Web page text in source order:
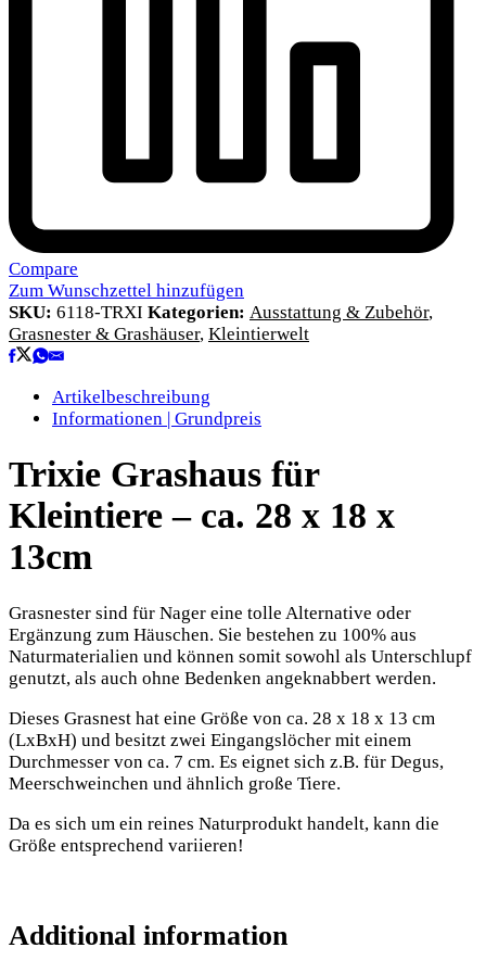
Compare
Zum Wunschzettel hinzufügen
SKU: 6118-TRXI Kategorien: Ausstattung & Zubehör,
Grasnester & Grashäuser, Kleintierwelt
Artikelbeschreibung
Informationen | Grundpreis
Trixie Grashaus für
Kleintiere – ca. 28 x 18 x
13cm
Grasnester sind für Nager eine tolle Alternative oder
Ergänzung zum Häuschen. Sie bestehen zu 100% aus
Naturmaterialien und können somit sowohl als Unterschlupf
genutzt, als auch ohne Bedenken angeknabbert werden.
Dieses Grasnest hat eine Größe von ca. 28 x 18 x 13 cm
(LxBxH) und besitzt zwei Eingangslöcher mit einem
Durchmesser von ca. 7 cm. Es eignet sich z.B. für Degus,
Meerschweinchen und ähnlich große Tiere.
Da es sich um ein reines Naturprodukt handelt, kann die
Größe entsprechend variieren!
Additional information